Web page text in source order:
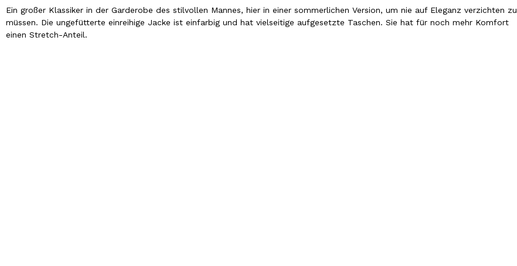
Ein großer Klassiker in der Garderobe des stilvollen Mannes, hier in einer sommerlichen Version, um nie auf Eleganz verzichten zu
müssen. Die ungefütterte einreihige Jacke ist einfarbig und hat vielseitige aufgesetzte Taschen. Sie hat für noch mehr Komfort
einen Stretch-Anteil.